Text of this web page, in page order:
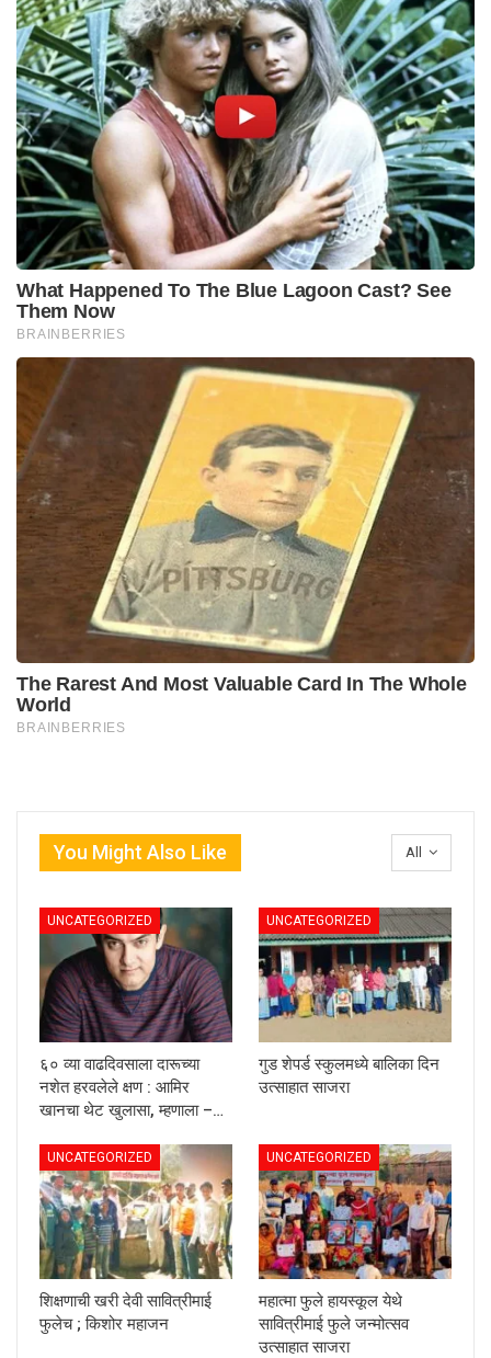
All
You Might Also Like
UNCATEGORIZED
६० व्या वाढदिवसाला दारूच्या
नशेत हरवलेले क्षण : आमिर
खानचा थेट खुलासा, म्हणाला –…
UNCATEGORIZED
गुड शेपर्ड स्कुलमध्ये बालिका दिन
उत्साहात साजरा
UNCATEGORIZED
शिक्षणाची खरी देवी सावित्रीमाई
फुलेच ; किशोर महाजन
UNCATEGORIZED
महात्मा फुले हायस्कूल येथे
सावित्रीमाई फुले जन्मोत्सव
उत्साहात साजरा